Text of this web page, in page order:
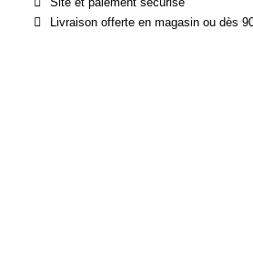
Livraison offerte en magasin ou dès